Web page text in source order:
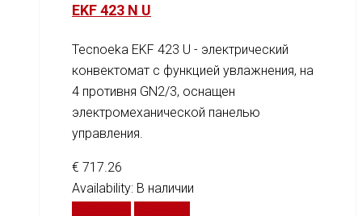
EKF 423 N U
Tecnoeka EKF 423 U - электрический
конвектомат с функцией увлажнения, на
4 противня GN2/3, оснащен
электромеханической панелью
управления.
€ 717.26
Availability: В наличии